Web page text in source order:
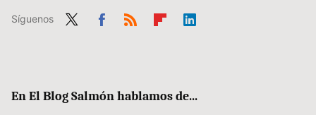
Síguenos
En El Blog Salmón hablamos de...